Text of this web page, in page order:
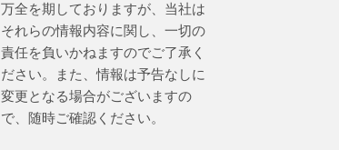
万全を期しておりますが、当社は
それらの情報内容に関し、一切の
責任を負いかねますのでご了承く
ださい。また、情報は予告なしに
変更となる場合がございますの
で、随時ご確認ください。